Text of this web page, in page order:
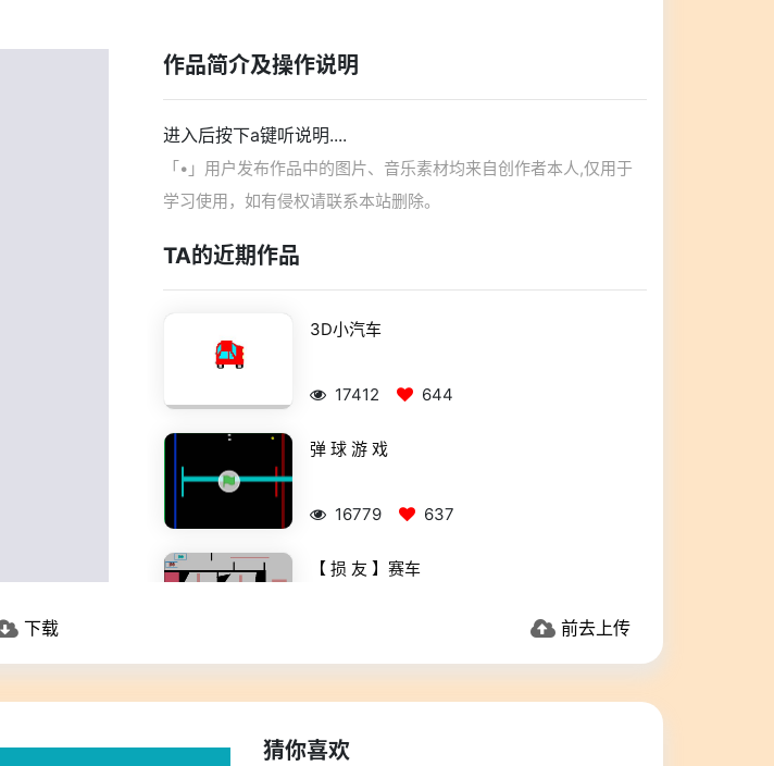
作品简介及操作说明
进入后按下a键听说明....
「•」用户发布作品中的图片、音乐素材均来自创作者本人,仅用于
学习使用，如有侵权请联系本站删除。
TA的近期作品
3D小汽车
17412 644
弹 球 游 戏
16779 637
【 损 友 】赛车
下载 前去上传
猜你喜欢